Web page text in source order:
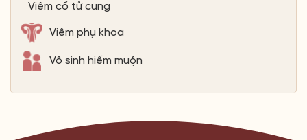
Viêm cổ tử cung
Viêm phụ khoa
Vô sinh hiếm muộn